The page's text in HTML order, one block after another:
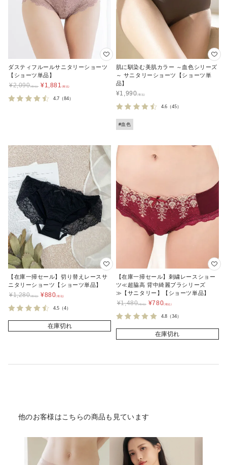
ダスティフルールサニタリーショーツ
【ショーツ単品】
¥2,090 ¥1,881
4.7 （84）
肌に馴染む美肌カラー ～血色シリーズ
～ サニタリーショーツ【ショーツ単
品】
¥1,990
4.6（45）
#血色
【在庫一掃セール】切り替えレースサ
ニタリーショーツ【ショーツ単品】
¥1,280 ¥880
4.5 （4）
在庫切れ
【在庫一掃セール】刺繍レースショー
ツ≪超脇高 背中綺麗ブラシリーズ
≫【サニタリー】【ショーツ単品】
¥1,480 ¥780
4.8（34）
在庫切れ
他のお客様はこちらの商品も見ています